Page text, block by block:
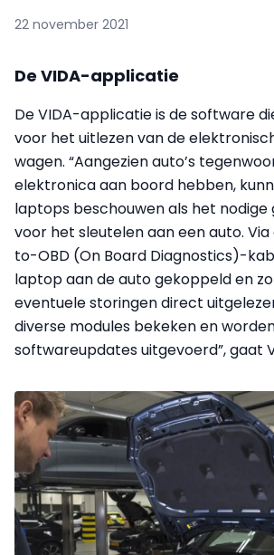
22 november 2021
De VIDA-applicatie
De VIDA-applicatie is de software
voor het uitlezen van de
wagen. “Aangezien auto’s
elektronica aan boord hebben,
laptops beschouwen als het
voor het sleutelen aan een auto.
to-OBD (On Board Diagnostics)-
laptop aan de auto gekoppeld en
eventuele storingen direct
diverse modules bekeken en
softwareupdates uitgevoerd”, gaat